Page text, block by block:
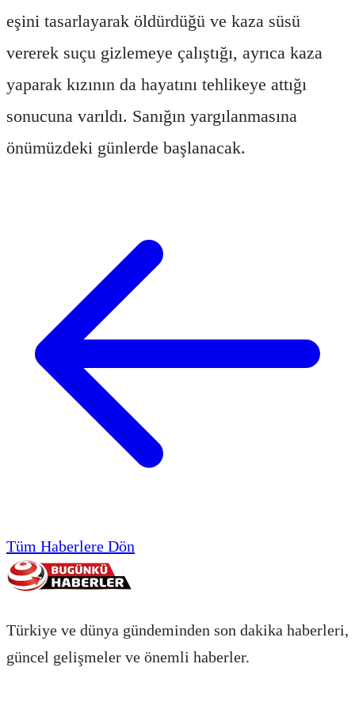
eşini tasarlayarak öldürdüğü ve kaza süsü
vererek suçu gizlemeye çalıştığı, ayrıca kaza
yaparak kızının da hayatını tehlikeye attığı
sonucuna varıldı. Sanığın yargılanmasına
önümüzdeki günlerde başlanacak.
Tüm Haberlere Dön
Türkiye ve dünya gündeminden son dakika haberleri,
güncel gelişmeler ve önemli haberler.